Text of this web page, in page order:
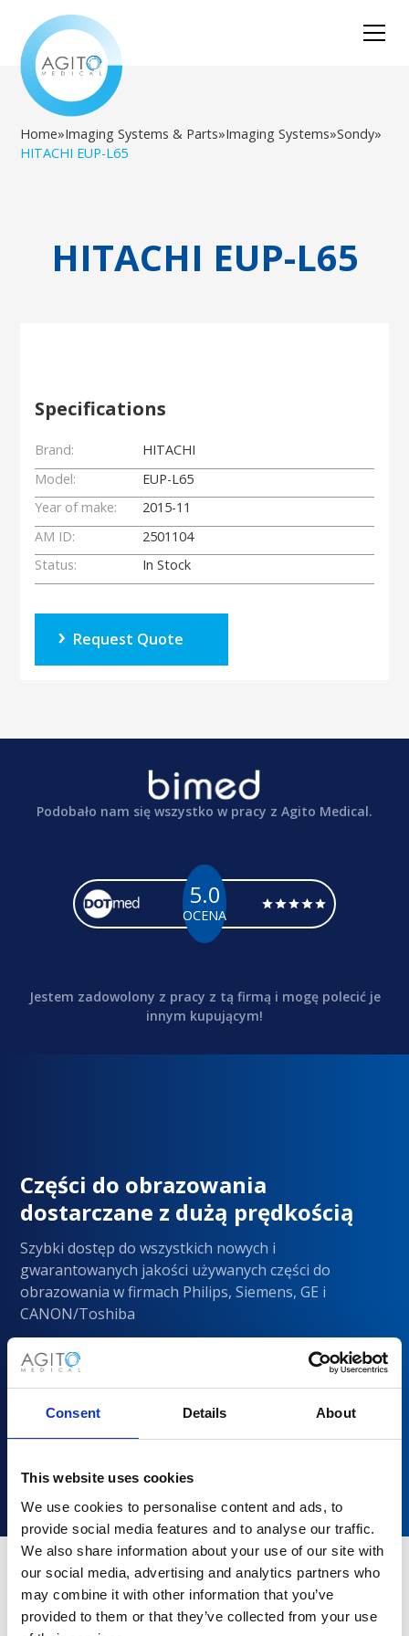
Consent Details About
This website uses cookies
We use cookies to personalise content and ads, to
provide social media features and to analyse our traffic.
We also share information about your use of our site with
our social media, advertising and analytics partners who
may combine it with other information that you’ve
provided to them or that they’ve collected from your use
Home»Imaging Systems & Parts»Imaging Systems»Sondy»
HITACHI EUP-L65
HITACHI EUP-L65
Specifications
Brand:
HITACHI
Model:
EUP-L65
Year of make:
2015-11
AM ID:
2501104
Status:
In Stock
Request Quote
Podobało nam się wszystko w pracy z Agito Medical.
5.0
OCENA
Jestem zadowolony z pracy z tą firmą i mogę polecić je
innym kupującym!
Części do obrazowania
dostarczane z dużą prędkością
Szybki dostęp do wszystkich nowych i
gwarantowanych jakości używanych części do
obrazowania w firmach Philips, Siemens, GE i
CANON/Toshiba
Dlaczego warto wybrać Agito